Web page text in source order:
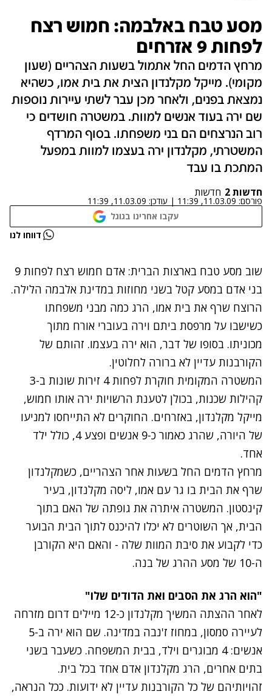
מסע טבח באלבמה: חמוש רצח
לפחות 9 אזרחים
מרחץ הדמים החל אתמול בשעות הצהריים (שעון
מקומי). מייקל מקלנדון הצית את בית אמו, כשהיא
נמצאת בפנים, ולאחר מכן עבר לשתי עיירות נוספות
שם ירה בעוד אנשים למוות. במשטרה חושדים כי
רוב הנרצחים הם בני משפחתו. בסוף המרדף
המשטרתי, מקלנדון ירה בעצמו למוות במפעל
המתכת בו עבד
חדשות 2 חדשות
פורסם: 11.03.09, 11:39
| עודכן: 11.03.09, 11:39
עקבו אחרינו בגוגל
נתקלנו בבעיה דווחו לנו
שוב מסע טבח בארצות הברית: אדם חמוש רצח לפחות 9
בני אדם במסע קטל בשני מחוזות במדינת אלבמה הלילה.
הרוצח שרף את בית אמו, הרג כמה מבני משפחתו
כשישבו על מרפסת ביתם וירה בעוברי אורח מתוך
מכוניתו. בסופו של דבר, הוא ירה בעצמו. זהותם של
הקורבנות עדיין לא ברורה לחלוטין.
המשטרה המקומית חוקרת לפחות 4 זירות שונות ב-3
קהילות שכנות, בכולן לטענת הרשויות ירה אותו חמוש,
מייקל מקלנדון, באזרחים. החוקרים לא התייחסו למניעו
של היורה, שהרג כאמור כ-9 אנשים ופצע 4, כולל ילד
אחד.
מרחץ הדמים החל בשעות אחר הצהריים, כשמקלנדון
שרף את הבית בו גר עם אמו, ליסה מקלנדון, בעיר
קינסטון. המשטרה איתרה את גופתה של האם בתוך
הבית, אך השוטרים לא יכלו להיכנס לתוך הבית הבוער
כדי לקבוע את סיבת המוות שלה - והאם היא הקורבן
ה-10 של מסע ההרג של בנה.
"הוא הרג את הסבים ואת הדודים שלו"
לאחר ההצתה המשיך מקלנדון כ-12 מיילים דרום מזרחה
לעיירה סמסון, במחוז ז'נבה במדינה. שם הוא ירה ב-5
אנשים: 4 מבוגרים וילד, בבית המשפחה. כשעבר בשני
בתים אחרים, הרג מקלנדון אדם אחד בכל בית.
זהויותיהם של כל הקורבנות עדיין לא ידועות. ככל הנראה,